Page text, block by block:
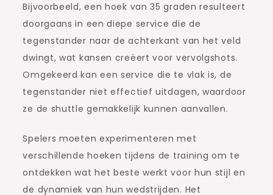
Bijvoorbeeld, een hoek van 35 graden resulteert
doorgaans in een diepe service die de
tegenstander naar de achterkant van het veld
dwingt, wat kansen creëert voor vervolgshots.
Omgekeerd kan een service die te vlak is, de
tegenstander niet effectief uitdagen, waardoor
ze de shuttle gemakkelijk kunnen aanvallen.
Spelers moeten experimenteren met
verschillende hoeken tijdens de training om te
ontdekken wat het beste werkt voor hun stijl en
de dynamiek van hun wedstrijden. Het